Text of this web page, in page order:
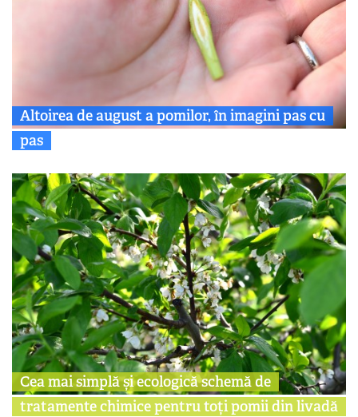
Altoirea de august a pomilor, în imagini pas cu
pas
Cea mai simplă și ecologică schemă de
tratamente chimice pentru toți pomii din livadă